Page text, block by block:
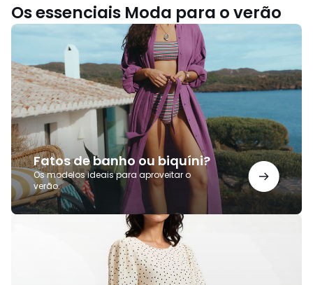
Os essenciais Moda para o verão
Fatos de banho ou biquíni?
Os modelos ideais para aproveitar o
verão.
Fatos
banho
ou
biquíni?